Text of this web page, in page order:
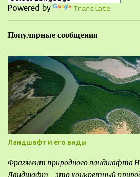
и
и
Powered by Translate
Популярные сообщения
Ландшафт и его виды
Фрагмент природного ландшафта
Ландшафт - это конкретный